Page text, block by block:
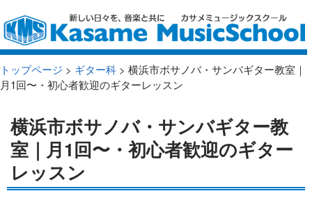
トップページ > ギター科 > 横浜市ボサノバ・サンバギター教室｜
月1回〜・初心者歓迎のギターレッスン
横浜市ボサノバ・サンバギター教
室｜月1回〜・初心者歓迎のギター
レッスン